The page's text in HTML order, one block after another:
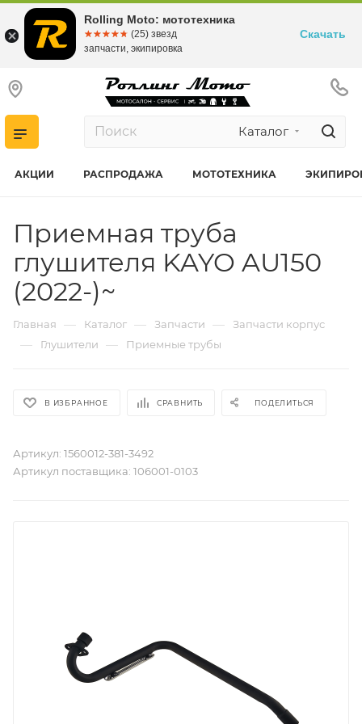
Каталог
АКЦИИ РАСПРОДАЖА МОТОТЕХНИКА
Приемная труба
глушителя KAYO AU150
(2022-)~
Главная — Каталог — Запчасти — Запчасти корпус
— Глушители — Приемные трубы
В ИЗБРАННОЕ СРАВНИТЬ ПОДЕЛИТЬСЯ
Артикул: 1560012-381-3492
Артикул поставщика: 106001-0103
Rolling Moto: мототехника
☆☆☆☆☆
★★★★★ (25) звезд
запчасти, экипировка
Скачать